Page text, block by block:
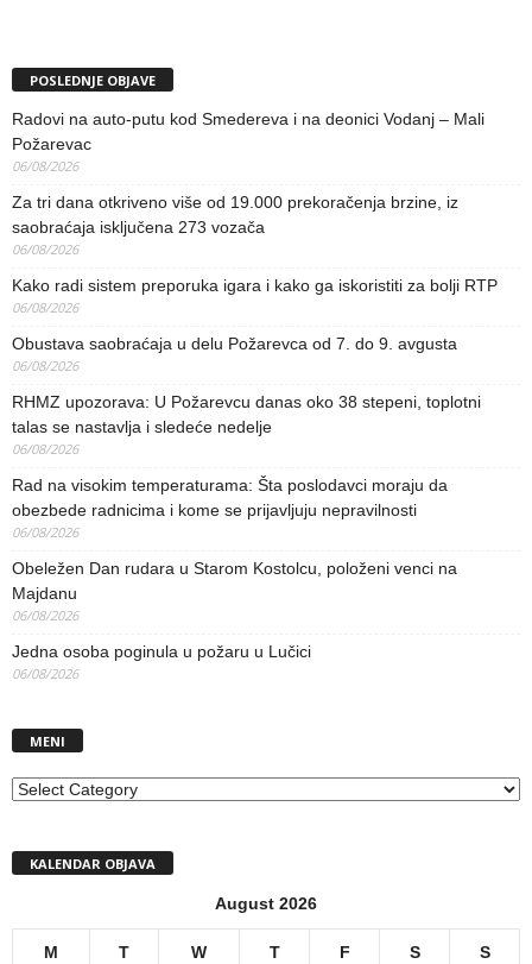
POSLEDNJE OBJAVE
Radovi na auto-putu kod Smedereva i na deonici Vodanj – Mali
Požarevac
06/08/2026
Za tri dana otkriveno više od 19.000 prekoračenja brzine, iz
saobraćaja isključena 273 vozača
06/08/2026
Kako radi sistem preporuka igara i kako ga iskoristiti za bolji RTP
06/08/2026
Obustava saobraćaja u delu Požarevca od 7. do 9. avgusta
06/08/2026
RHMZ upozorava: U Požarevcu danas oko 38 stepeni, toplotni
talas se nastavlja i sledeće nedelje
06/08/2026
Rad na visokim temperaturama: Šta poslodavci moraju da
obezbede radnicima i kome se prijavljuju nepravilnosti
06/08/2026
Obeležen Dan rudara u Starom Kostolcu, položeni venci na
Majdanu
06/08/2026
Jedna osoba poginula u požaru u Lučici
06/08/2026
MENI
MENI
KALENDAR OBJAVA
August 2026
M T W T F S S